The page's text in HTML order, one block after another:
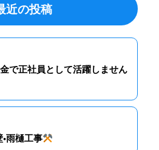
近の投稿
で正社員として活躍しません
雨樋工事